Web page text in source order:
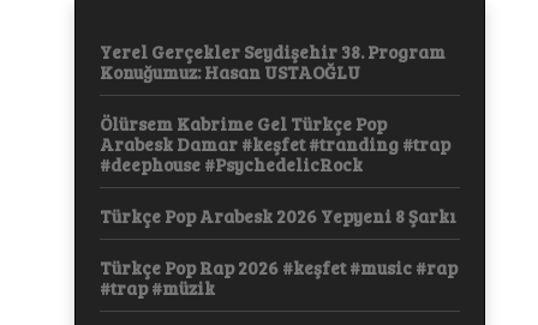
Yerel Gerçekler Seydişehir 38. Program
Konuğumuz: Hasan USTAOĞLU
Ölürsem Kabrime Gel Türkçe Pop
Arabesk Damar #keşfet #tranding #trap
#deephouse #PsychedelicRock
Türkçe Pop Arabesk 2026 Yepyeni 8 Şarkı
Türkçe Pop Rap 2026 #keşfet #music #rap
#trap #müzik